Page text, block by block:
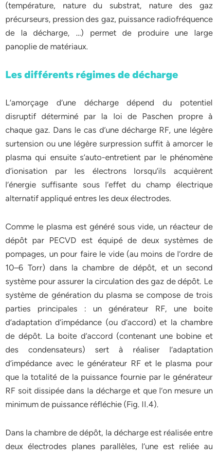
(température, nature du substrat, nature des gaz
précurseurs, pression des gaz, puissance radiofréquence
de la décharge, …) permet de produire une large
panoplie de matériaux.
Les différents régimes de décharge
L’amorçage d’une décharge dépend du potentiel
disruptif déterminé par la loi de Paschen propre à
chaque gaz. Dans le cas d’une décharge RF, une légère
surtension ou une légère surpression suffit à amorcer le
plasma qui ensuite s’auto-entretient par le phénomène
d’ionisation par les électrons lorsqu’ils acquièrent
l’énergie suffisante sous l’effet du champ électrique
alternatif appliqué entres les deux électrodes.
Comme le plasma est généré sous vide, un réacteur de
dépôt par PECVD est équipé de deux systèmes de
pompages, un pour faire le vide (au moins de l’ordre de
10–6 Torr) dans la chambre de dépôt, et un second
système pour assurer la circulation des gaz de dépôt. Le
système de génération du plasma se compose de trois
parties principales : un générateur RF, une boite
d’adaptation d’impédance (ou d’accord) et la chambre
de dépôt. La boite d’accord (contenant une bobine et
des condensateurs) sert à réaliser l’adaptation
d’impédance avec le générateur RF et le plasma pour
que la totalité de la puissance fournie par le générateur
RF soit dissipée dans la décharge et que l’on mesure un
minimum de puissance réfléchie (Fig. II.4).
Dans la chambre de dépôt, la décharge est réalisée entre
deux électrodes planes parallèles, l’une est reliée au